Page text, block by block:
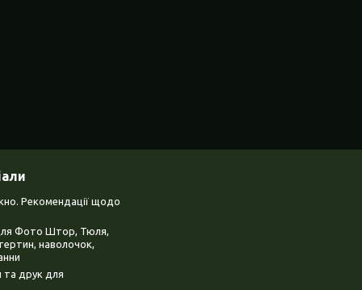
Рекомендації щодо
Фото Штор, Тюля,
наволочок,
та друк для